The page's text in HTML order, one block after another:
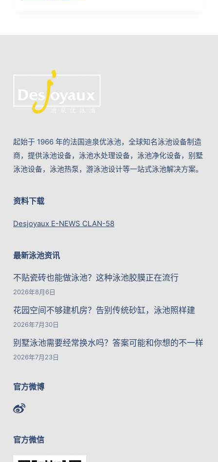
起始于 1966 年的法国迪泉优泳池，全球知名泳池设备制造
商，提供泳池设备，泳池水处理设备，泳池净化设备，别墅
泳池设备，泳池热泵，游泳池设计等一站式泳池解决方案。
资料下载
Desjoyaux E-NEWS CLAN-58
最新泳池资讯
不贴瓷砖也能做泳池？这种泳池胶膜正在流行
2026年8月6日
花园空间不够建机房？告别传统砂缸，泳池照样建
2026年7月30日
别墅泳池需要经常换水吗？答案可能和你想的不一样
2026年7月23日
官方微博
官方微信